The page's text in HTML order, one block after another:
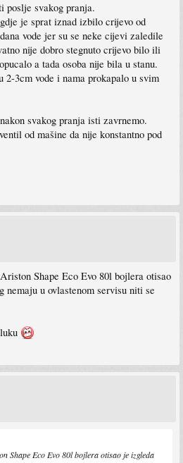
svakog pranja.
je sprat iznad izbilo crijevo od
vode jer su se neke cijevi zaledile
nije dobro stegnuto crijevo bilo ili
a tada osoba nije bila u stanu.
3cm vode i nama prokapalo u svim
svakog pranja isti zavrnemo.
od mašine da nije konstantno pod
Shape Eco Evo 80l bojlera otisao
nemaju u ovlastenom servisu niti se
Shape Eco Evo 80l bojlera otisao je izgleda